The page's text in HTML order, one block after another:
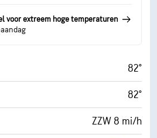
46° F
100%
10 mi
14400 ft
voor extreem hoge temperaturen
82°
82°
ZZW 8 mi/h